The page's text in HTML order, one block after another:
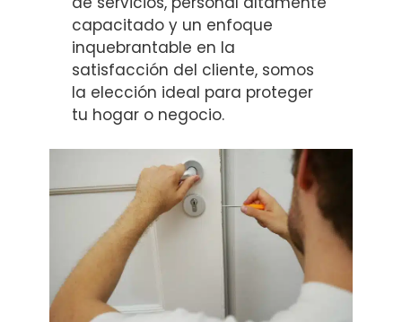
capacitado y un enfoque
inquebrantable en la
satisfacción del cliente, somos
la elección ideal para proteger
tu hogar o negocio.